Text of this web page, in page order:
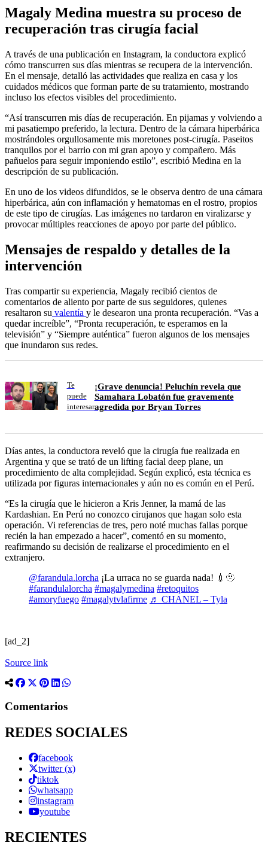
Magaly Medina muestra su proceso de
recuperación tras cirugía facial
A través de una publicación en Instagram, la conductora explicó
cómo transcurren sus días mientras se recupera de la intervención.
En el mensaje, detalló las actividades que realiza en casa y los
cuidados médicos que forman parte de su tratamiento, mostrando
incluso los efectos visibles del procedimiento.
“Así transcurren mis días de recuperación. En pijamas y volviendo a
mi pasatiempo preferido, la lectura. Dentro de la cámara hiperbárica
mostrándoles orgullosamente mis moretones post-cirugía. Paseitos
tranquilos por el barrio con mi gran apoyo y compañero. Más
pañuelos para seguir imponiendo estilo”, escribió Medina en la
descripción de su publicación.
En uno de los videos difundidos, se le observa dentro de una cámara
hiperbárica, aún con inflamación y hematomas en el rostro, propios
de este tipo de cirugías. Las imágenes no tardaron en viralizarse y
provocar múltiples reacciones de apoyo por parte del público.
Mensajes de respaldo y detalles de la
intervención
Tras compartir su experiencia, Magaly recibió cientos de
comentarios de aliento por parte de sus seguidores, quienes
resaltaron su valentía y le desearon una pronta recuperación. “Vas a
quedar increíble”, “Pronta recuperación, te esperamos en la
televisión” y “Siempre auténtica” fueron algunos de los mensajes
que inundaron sus redes.
Te
puede
interesar
¡Grave denuncia! Peluchín revela que
Samahara Lobatón fue gravemente
agredida por Bryan Torres
Días antes, la conductora reveló que la cirugía fue realizada en
Argentina y que se trató de un lifting facial deep plane, un
procedimiento de alta complejidad. Según explicó, esta técnica es
utilizada por figuras internacionales y aún no es común en el Perú.
“Es la cirugía que le hicieron a Kris Jenner, la mamá de las
Kardashian. En Perú no conozco cirujanos que hagan solo esta
operación. Vi referencias de tres, pero noté muchas fallas porque
recién la han empezado a hacer”, comentó en su momento,
reafirmando su decisión de realizarse el procedimiento en el
extranjero.
@farandula.lorcha ¡La urraca no se guarda nada! 💉🫥
#farandulalorcha #magalymedina #retoquitos
#amoryfuego #magalytvlafirme ♬ CHANEL – Tyla
[ad_2]
Source link
Comentarios
REDES SOCIALES
facebook
twitter (x)
tiktok
whatsapp
instagram
youtube
RECIENTES